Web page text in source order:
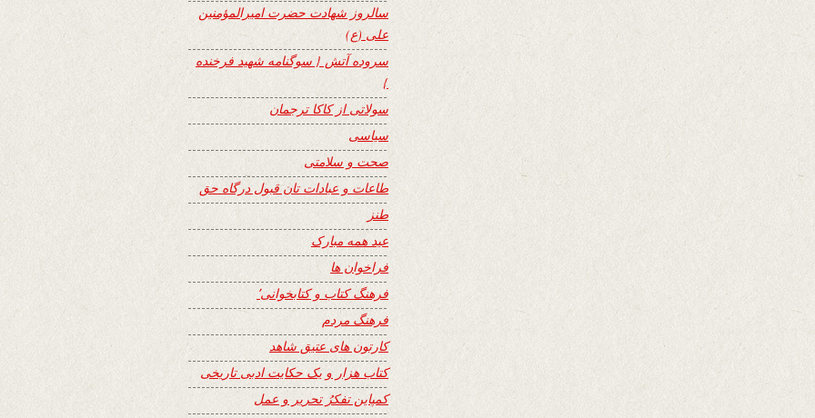
سالروز شهادت حضرت امیرالمؤمنین
علی (ع)
سروده آتش { سوگنامه شهید فرخنده
}
سولاتی از کاکا ترجمان
سیاسی
صحت و سلامتی
طاعات و عبادات تان قبول درگاه حق
طنز
عید همه مبارک
فراخوان ها
فرهنگ کتاب و کتابخوانی٬
فرهنگ مردم
کارتون های عتیق شاهد
کتاب هزار و یک حکایت ادبی تاریخی
کمپاین تفکرُ تحریر و عمل